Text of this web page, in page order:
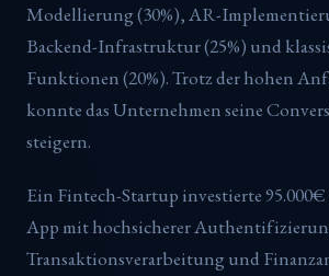
Modellierung (30%), AR-
Backend-Infrastruktur (25%) und
Funktionen (20%). Trotz der hohen
konnte das Unternehmen seine
steigern.
Ein Fintech-Startup investierte
App mit hochsicherer
Transaktionsverarbeitung und